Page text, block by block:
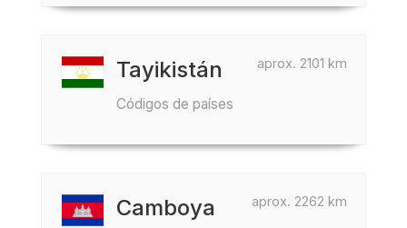
aprox. 2101 km
Tayikistán
Códigos de países
aprox. 2262 km
Camboya